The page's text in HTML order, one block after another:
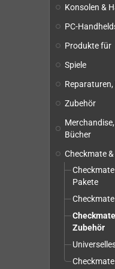
Konsolen &
PC-
Produkte für
Spiele
Zubehör
Bücher
Checkmate
Pakete
Zubehör